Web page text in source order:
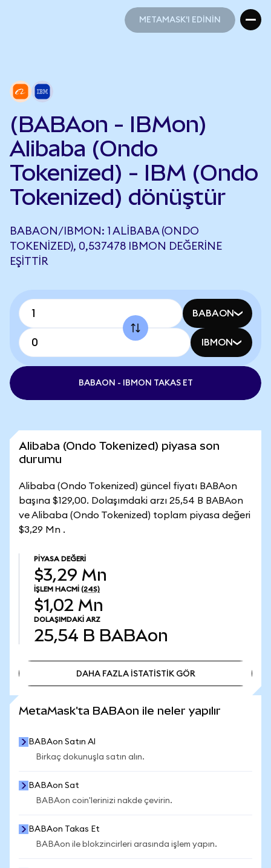
METAMASK'I EDİNİN
(BABAon - IBMon)
Alibaba (Ondo
Tokenized) - IBM (Ondo
Tokenized) dönüştür
BABAON/IBMON: 1 ALIBABA (ONDO
TOKENIZED), 0,537478 IBMON DEĞERINE
EŞITTIR
BABAON
IBMON
BABAON - IBMON TAKAS ET
Alibaba (Ondo Tokenized) piyasa son
durumu
Alibaba (Ondo Tokenized) güncel fiyatı BABAon
başına $129,00. Dolaşımdaki arzı 25,54 B BABAon
ve Alibaba (Ondo Tokenized) toplam piyasa değeri
$3,29 Mn .
PIYASA DEĞERI
$3,29 Mn
İŞLEM HACMI (24S)
$1,02 Mn
DOLAŞIMDAKI ARZ
25,54 B BABAon
DAHA FAZLA İSTATİSTİK GÖR
MetaMask'ta BABAon ile neler yapılır
BABAon Satın Al
Birkaç dokunuşla satın alın.
BABAon Sat
BABAon coin'lerinizi nakde çevirin.
BABAon Takas Et
BABAon ile blokzincirleri arasında işlem yapın.